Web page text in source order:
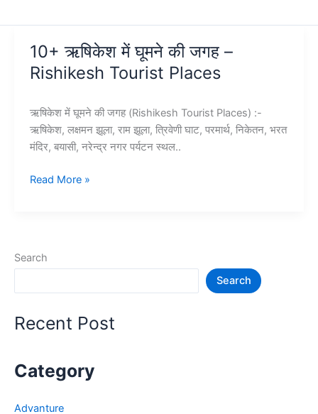
10+ ऋषिकेश में घूमने की जगह –
Rishikesh Tourist Places
ऋषिकेश में घूमने की जगह (Rishikesh Tourist Places) :-
ऋषिकेश, लक्षमन झूला, राम झूला, त्रिवेणी घाट, परमार्थ, निकेतन, भरत
मंदिर, बयासी, नरेन्द्र नगर पर्यटन स्थल..
10+
जगह
Places
Read More »
Search
Search
Recent Post
Category
Advanture